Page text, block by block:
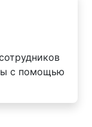
с помощью